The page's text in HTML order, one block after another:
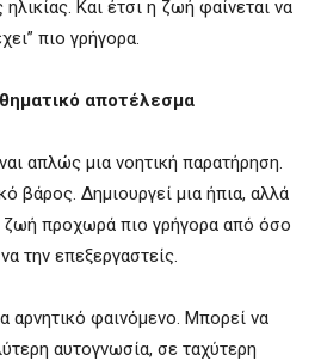
Και έτσι η ζωή φαίνεται να
πιο γρήγορα.
αποτέλεσμα
απλώς μια νοητική παρατήρηση.
βάρος. Δημιουργεί μια ήπια, αλλά
ζωή προχωρά πιο γρήγορα από όσο
την επεξεργαστείς.
αρνητικό φαινόμενο. Μπορεί να
αυτογνωσία, σε ταχύτερη